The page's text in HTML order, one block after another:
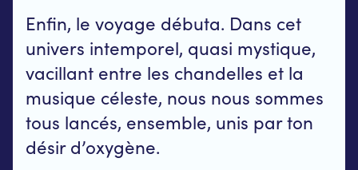
Enfin, le voyage débuta. Dans cet
univers intemporel, quasi mystique,
vacillant entre les chandelles et la
musique céleste, nous nous sommes
tous lancés, ensemble, unis par ton
désir d’oxygène.